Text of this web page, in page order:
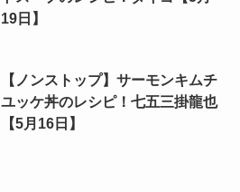
19日】
【ノンストップ】サーモンキムチ
ユッケ丼のレシピ！七五三掛龍也
【5月16日】